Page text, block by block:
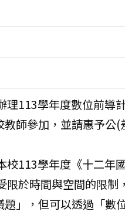
理113學年度數位前導
教師參加，並請惠予公
校113學年度《十二年
限於時間與空間的限
題」，但可以透過「數